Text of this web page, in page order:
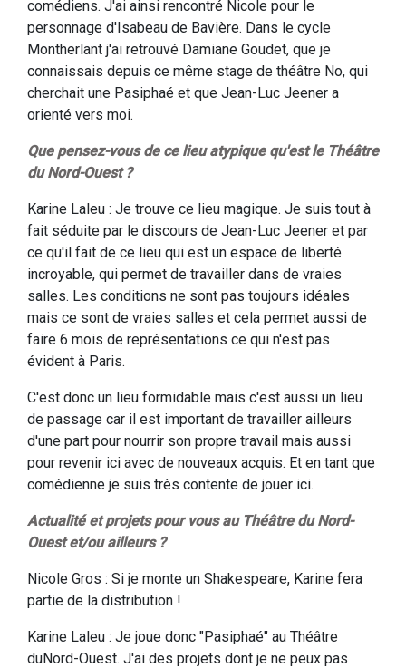
comédiens. J'ai ainsi rencontré Nicole pour le
personnage d'Isabeau de Bavière. Dans le cycle
Montherlant j'ai retrouvé Damiane Goudet, que je
connaissais depuis ce même stage de théâtre No, qui
cherchait une Pasiphaé et que Jean-Luc Jeener a
orienté vers moi.
Que pensez-vous de ce lieu atypique qu'est le Théâtre
du Nord-Ouest ?
Karine Laleu : Je trouve ce lieu magique. Je suis tout à
fait séduite par le discours de Jean-Luc Jeener et par
ce qu'il fait de ce lieu qui est un espace de liberté
incroyable, qui permet de travailler dans de vraies
salles. Les conditions ne sont pas toujours idéales
mais ce sont de vraies salles et cela permet aussi de
faire 6 mois de représentations ce qui n'est pas
évident à Paris.
C'est donc un lieu formidable mais c'est aussi un lieu
de passage car il est important de travailler ailleurs
d'une part pour nourrir son propre travail mais aussi
pour revenir ici avec de nouveaux acquis. Et en tant que
comédienne je suis très contente de jouer ici.
Actualité et projets pour vous au Théâtre du Nord-
Ouest et/ou ailleurs ?
Nicole Gros : Si je monte un Shakespeare, Karine fera
partie de la distribution !
Karine Laleu : Je joue donc "Pasiphaé" au Théâtre
duNord-Ouest. J'ai des projets dont je ne peux pas